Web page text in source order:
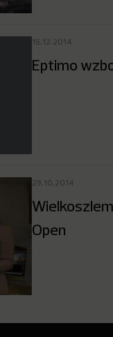
15.12.2014
Eptimo
29.10.2014
Open